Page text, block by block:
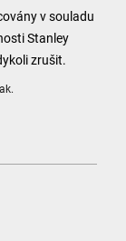
37005
Ruční
v souladu
Stanley
zrušit.